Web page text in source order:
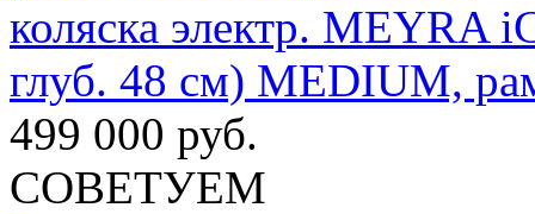
коляска электр. MEYRA
глуб. 48 см) MEDIUM,
499 000 руб.
СОВЕТУЕМ